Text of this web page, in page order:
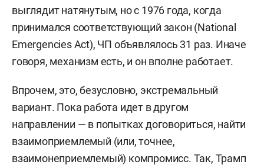
выглядит натянутым, но с 1976 года, когда
принимался соответствующий закон (National
Emergencies Act), ЧП объявлялось 31 раз. Иначе
говоря, механизм есть, и он вполне работает.
Впрочем, это, безусловно, экстремальный
вариант. Пока работа идет в другом
направлении — в попытках договориться, найти
взаимоприемлемый (или, точнее,
взаимонеприемлемый) компромисс. Так, Трамп